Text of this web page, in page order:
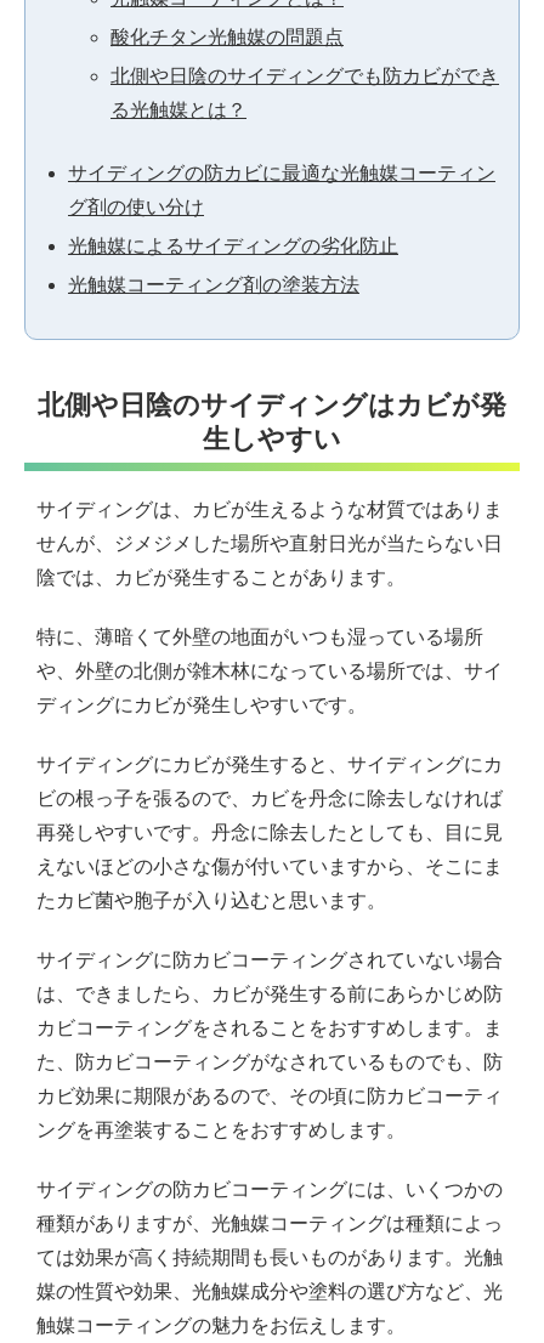
酸化チタン光触媒の問題点
北側や日陰のサイディングでも防カビができ
る光触媒とは？
サイディングの防カビに最適な光触媒コーティン
グ剤の使い分け
光触媒によるサイディングの劣化防止
光触媒コーティング剤の塗装方法
北側や日陰のサイディングはカビが発
生しやすい
サイディングは、カビが生えるような材質ではありま
せんが、ジメジメした場所や直射日光が当たらない日
陰では、カビが発生することがあります。
特に、薄暗くて外壁の地面がいつも湿っている場所
や、外壁の北側が雑木林になっている場所では、サイ
ディングにカビが発生しやすいです。
サイディングにカビが発生すると、サイディングにカ
ビの根っ子を張るので、カビを丹念に除去しなければ
再発しやすいです。丹念に除去したとしても、目に見
えないほどの小さな傷が付いていますから、そこにま
たカビ菌や胞子が入り込むと思います。
サイディングに防カビコーティングされていない場合
は、できましたら、カビが発生する前にあらかじめ防
カビコーティングをされることをおすすめします。ま
た、防カビコーティングがなされているものでも、防
カビ効果に期限があるので、その頃に防カビコーティ
ングを再塗装することをおすすめします。
サイディングの防カビコーティングには、いくつかの
種類がありますが、光触媒コーティングは種類によっ
ては効果が高く持続期間も長いものがあります。光触
媒の性質や効果、光触媒成分や塗料の選び方など、光
触媒コーティングの魅力をお伝えします。